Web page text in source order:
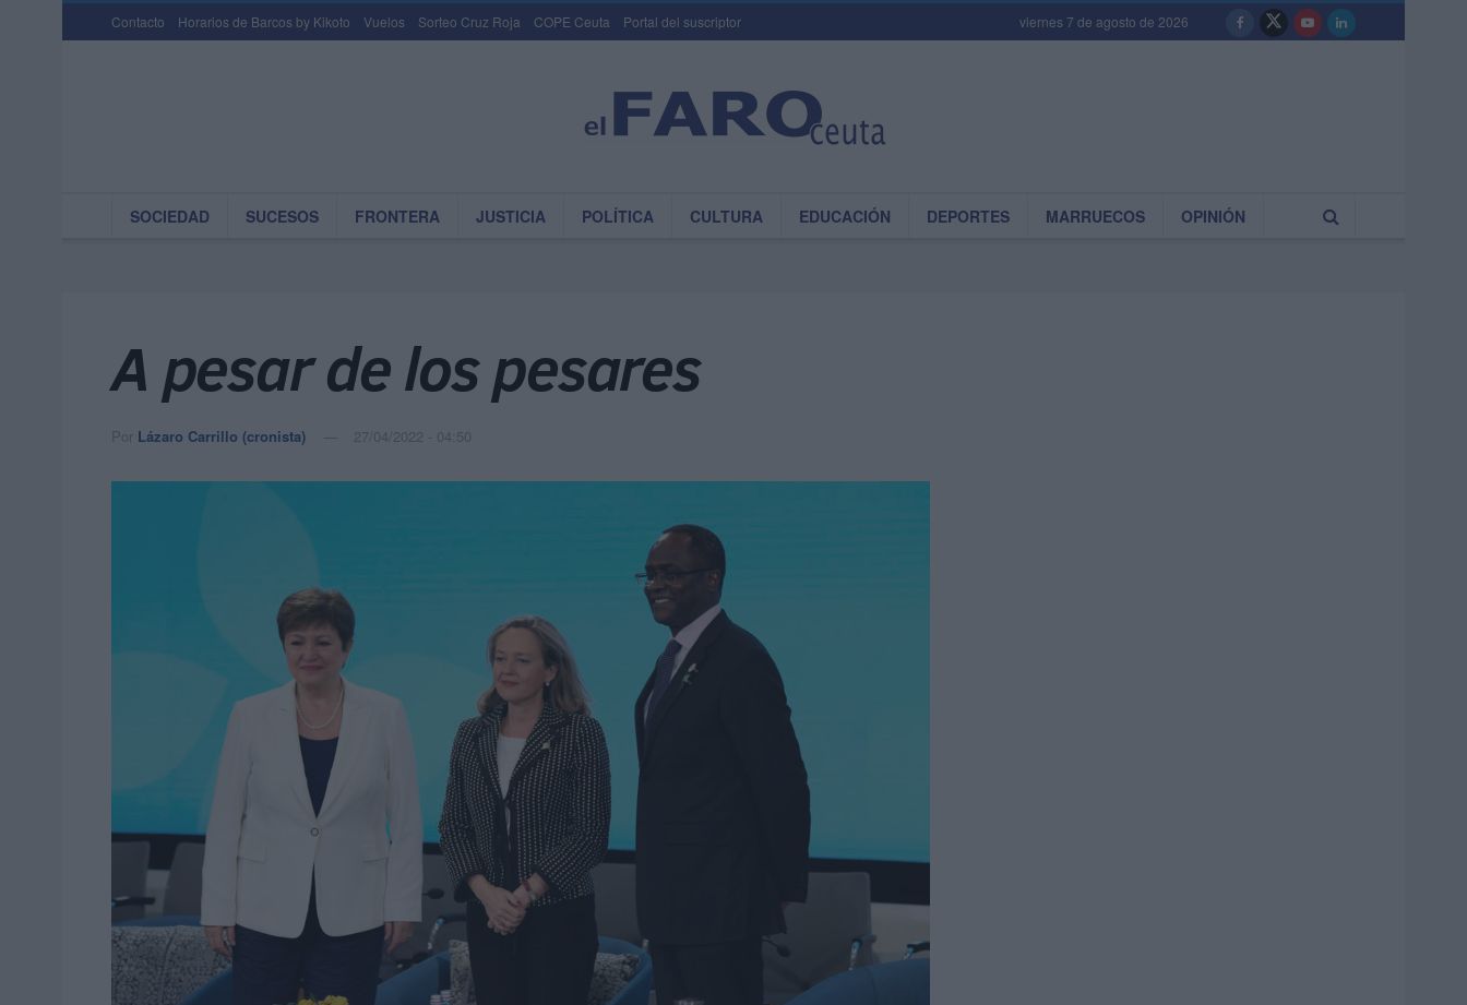
Contacto Horarios de Barcos by Kikoto Vuelos Sorteo Cruz Roja COPE Ceuta Portal del suscriptor viernes 7 de agosto de 2026
SOCIEDAD SUCESOS FRONTERA JUSTICIA POLÍTICA CULTURA EDUCACIÓN DEPORTES MARRUECOS OPINIÓN
A pesar de los pesares
Por Lázaro Carrillo (cronista) 27/04/2022 - 04:50